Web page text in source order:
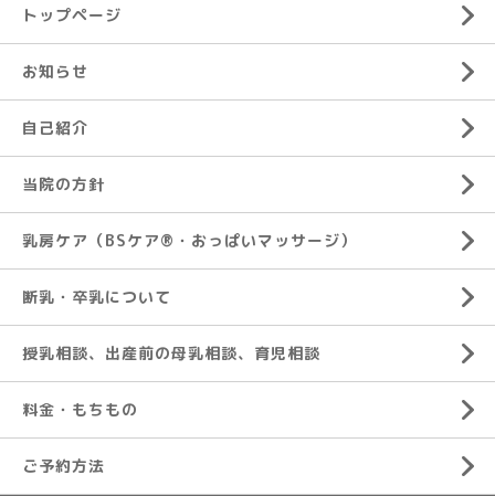
トップページ
お知らせ
自己紹介
当院の方針
乳房ケア（BSケア®︎・おっぱいマッサージ）
断乳・卒乳について
授乳相談、出産前の母乳相談、育児相談
料金・もちもの
ご予約方法